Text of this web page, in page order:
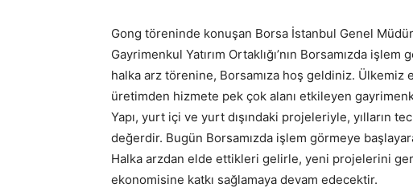
Gong töreninde konuşan Borsa İstanbul Genel
Gayrimenkul Yatırım Ortaklığı’nın Borsamızda
halka arz törenine, Borsamıza hoş geldiniz.
üretimden hizmete pek çok alanı etkileyen
Yapı, yurt içi ve yurt dışındaki projeleriyle, yılların
değerdir. Bugün Borsamızda işlem görmeye
Halka arzdan elde ettikleri gelirle, yeni projelerini
ekonomisine katkı sağlamaya devam edecektir.